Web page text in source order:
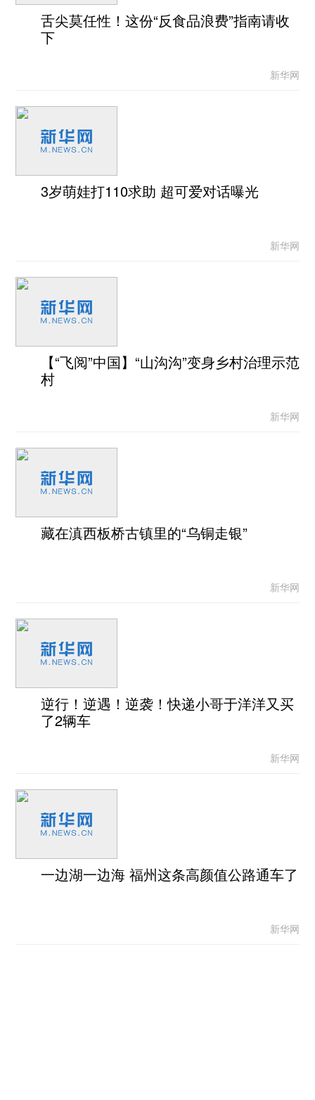
舌尖莫任性！这份“反食品浪费”指南请收
下
新华网
3岁萌娃打110求助 超可爱对话曝光
新华网
【“飞阅”中国】“山沟沟”变身乡村治理示范
村
新华网
藏在滇西板桥古镇里的“乌铜走银”
新华网
逆行！逆遇！逆袭！快递小哥于洋洋又买
了2辆车
新华网
一边湖一边海 福州这条高颜值公路通车了
新华网